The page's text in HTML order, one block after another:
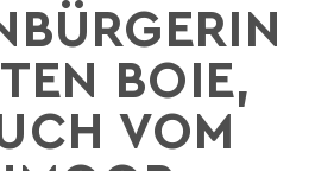
BOIE,
VOM